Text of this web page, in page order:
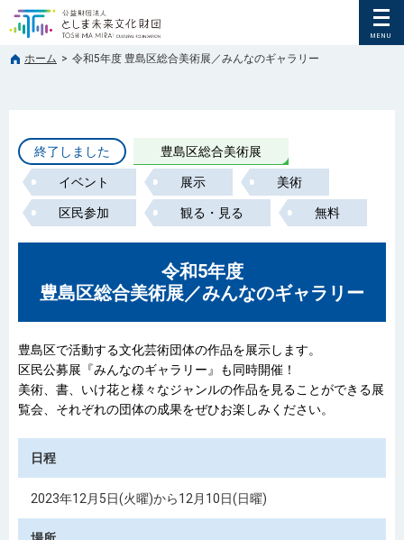
ホーム > 令和5年度 豊島区総合美術展／みんなのギャラリー
終了しました 豊島区総合美術展
イベント 展示 美術
区民参加 観る・見る 無料
令和5年度
豊島区総合美術展／みんなのギャラリー
豊島区で活動する文化芸術団体の作品を展示します。
区民公募展『みんなのギャラリー』も同時開催！
美術、書、いけ花と様々なジャンルの作品を見ることができる展
覧会、それぞれの団体の成果をぜひお楽しみください。
日程
2023年12月5日(火曜)から12月10日(日曜)